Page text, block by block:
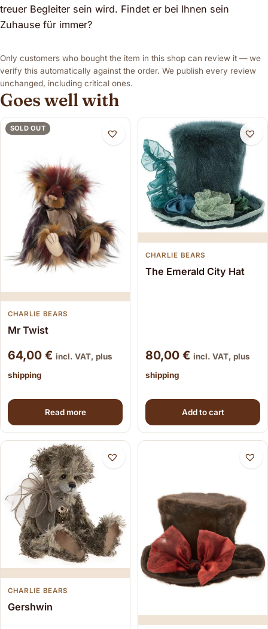
treuer Begleiter sein wird. Findet er bei Ihnen sein
Zuhause für immer?
Only customers who bought the item in this shop can review it — we
verify this automatically against the order. We publish every review
unchanged, including critical ones.
Goes well with
SOLD OUT
CHARLIE BEARS
Mr Twist
64,00 € incl. VAT, plus
shipping
Read more
CHARLIE BEARS
The Emerald City Hat
80,00 € incl. VAT, plus
shipping
Add to cart
CHARLIE BEARS
Gershwin